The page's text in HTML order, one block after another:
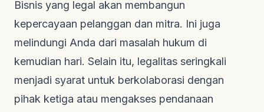
Bisnis yang legal akan membangun
kepercayaan pelanggan dan mitra. Ini juga
melindungi Anda dari masalah hukum di
kemudian hari. Selain itu, legalitas seringkali
menjadi syarat untuk berkolaborasi dengan
pihak ketiga atau mengakses pendanaan